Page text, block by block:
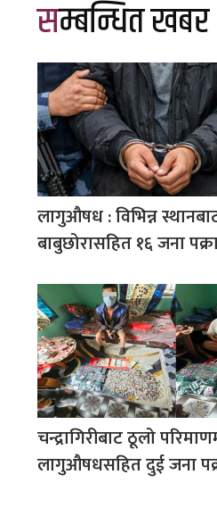
सम्बन्धित खबर
लागुऔषध : विभिन्न
बाबुछोरासहित १६ जना
चन्द्रागिरीबाट ठूलो
लागुऔषधसहित दुई जना